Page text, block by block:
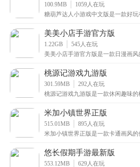
100.9MB 1059 人在玩
糖葫芦达人小游戏中文版是一款好
直播
美美小店手游官方版
1.22GB 545 人在玩
美美小店手游官方版是一款日漫画风
营各
桃源记游戏九游版
301.59MB 292 人在玩
桃源记游戏九游版是一款休闲趣味的
家带
米加小镇世界正版
515.01MB 895 人在玩
米加小镇世界正版是一款卡通画风
个小
悠长假期手游最新版
553.12MB 629 人在玩